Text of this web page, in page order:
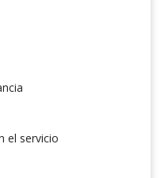
el servicio